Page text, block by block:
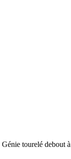
tourelé debout à